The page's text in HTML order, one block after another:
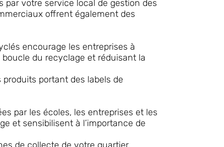
par votre service local de gestion des
offrent également des
encourage les entreprises à
du recyclage et réduisant la
portant des labels de
par les écoles, les entreprises et les
et sensibilisent à l’importance de